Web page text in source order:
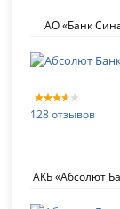
АО «Банк
128 отзывов
АКБ «Абсолют